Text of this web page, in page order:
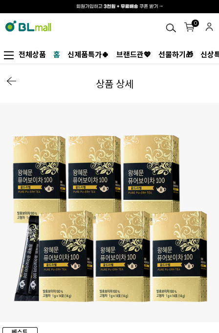
0
전체상품 홈 신제품특가🍀 브랜드관💖 선물하기🎁 신상
상품 상세